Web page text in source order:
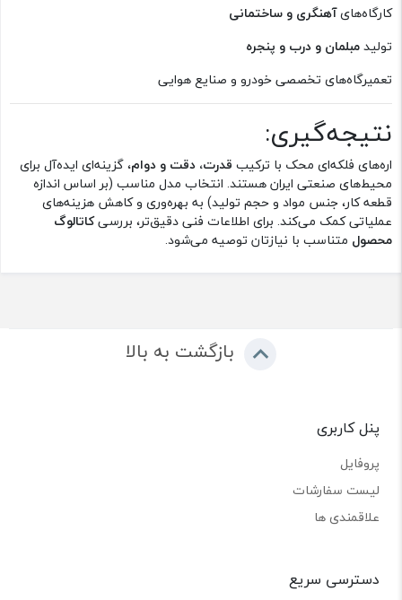
کارگاه‌هایآهنگری و ساختمانی
تولیدمبلمان و درب و پنجره
تعمیرگاه‌های تخصصی خودرو و صنایع هوایی
نتیجه‌گیری:
اره‌های فلکه‌ای محک با ترکیب قدرت، دقت و دوام، گزینه‌ای ایده‌آل برای
محیط‌های صنعتی ایران هستند. انتخاب مدل مناسب (بر اساس اندازه
قطعه کار، جنس مواد و حجم تولید) به بهره‌وری و کاهش هزینه‌های
عملیاتی کمک می‌کند. برای اطلاعات فنی دقیق‌تر، بررسیکاتالوگ
محصول متناسب با نیازتان توصیه می‌شود.
بازگشت به بالا
پنل کاربری
پروفایل
لیست سفارشات
علاقمندی ها
دسترسی سریع